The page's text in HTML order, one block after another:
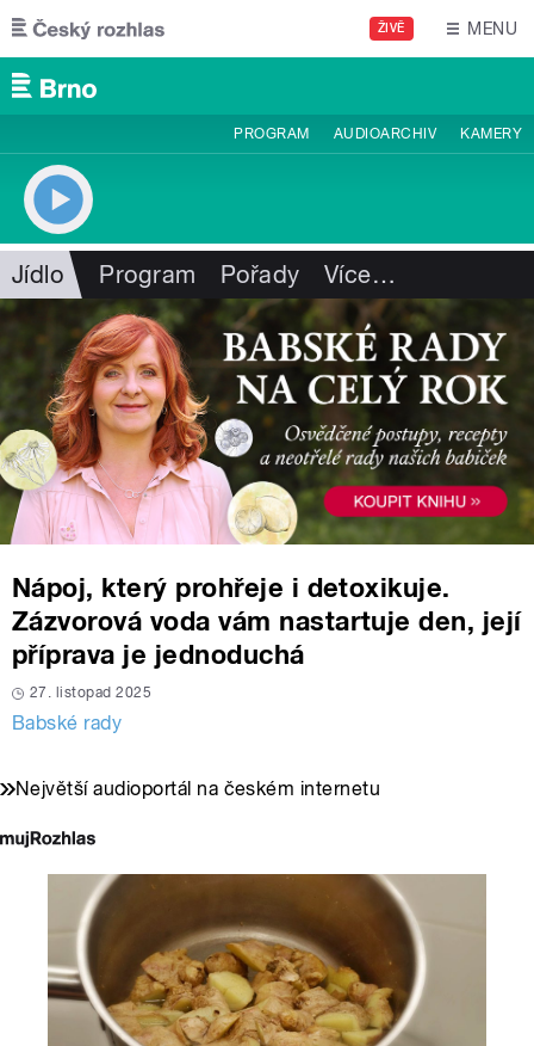
Přejít k hlavnímu obsahu
ŽIVĚ MENU
PROGRAM AUDIOARCHIV KAMERY
Jídlo Program Pořady Více…
Nápoj, který prohřeje i detoxikuje.
Zázvorová voda vám nastartuje den, její
příprava je jednoduchá
27. listopad 2025
Babské rady
Největší audioportál na českém internetu